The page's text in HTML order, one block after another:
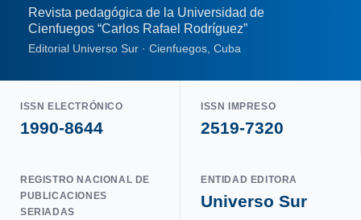
Revista pedagógica de la Universidad de
Cienfuegos “Carlos Rafael Rodríguez”
Editorial Universo Sur · Cienfuegos, Cuba
ISSN ELECTRÓNICO
1990-8644
ISSN IMPRESO
2519-7320
REGISTRO NACIONAL DE
PUBLICACIONES
SERIADAS
ENTIDAD EDITORA
Universo Sur